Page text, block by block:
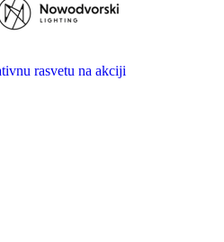
rasvetu na akciji